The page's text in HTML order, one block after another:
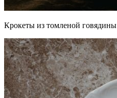
Крокеты из томленой говядины